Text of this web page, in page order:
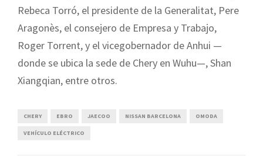
Rebeca Torró, el presidente de la Generalitat, Pere
Aragonès, el consejero de Empresa y Trabajo,
Roger Torrent, y el vicegobernador de Anhui —
donde se ubica la sede de Chery en Wuhu—, Shan
Xiangqian, entre otros.
CHERY EBRO JAECOO NISSAN BARCELONA OMODA
VEHÍCULO ELÉCTRICO